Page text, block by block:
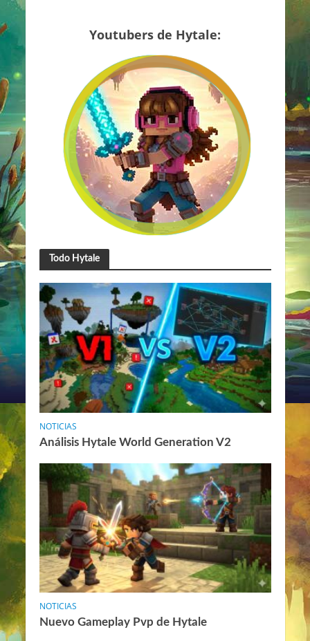
Youtubers de Hytale:
Todo Hytale
NOTICIAS
Análisis Hytale World Generation V2
NOTICIAS
Nuevo Gameplay Pvp de Hytale